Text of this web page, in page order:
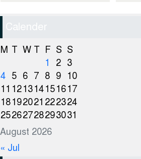
Calender
August 2026
M T W T F S S
1
2 3
4 5 6 7 8 9
10
11 121314151617
18192021 222324
25262728293031
« Jul